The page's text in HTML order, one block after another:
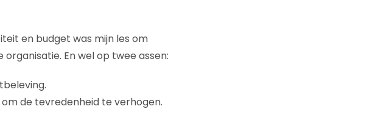
en budget was mijn les om
En wel op twee assen:
de tevredenheid te verhogen.